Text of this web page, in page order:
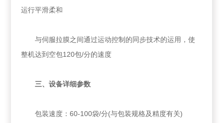
运行平滑柔和
与伺服拉膜之间通过运动控制的同步技术的运用，使
整机达到空包120包/分的速度
三、设备详细参数
包装速度：60-100袋/分(与包装规格及精度有关)